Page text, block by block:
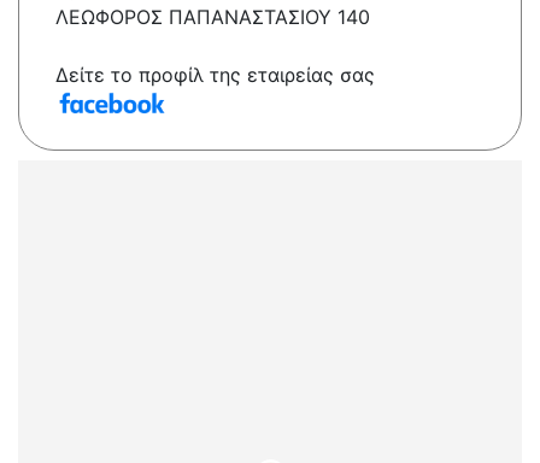
ΛΕΩΦΟΡΟΣ ΠΑΠΑΝΑΣΤΑΣΙΟΥ 140
Δείτε το προφίλ της εταιρείας σας